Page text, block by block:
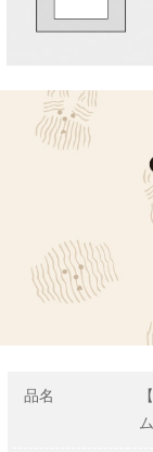
品名